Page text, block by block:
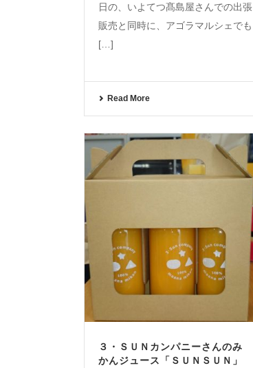
日の、いよてつ髙島屋さんでの出張
販売と同時に、アゴラマルシェでも
[…]
Read More
３・ＳＵＮカンパニーさんのみ
かんジュース「ＳＵＮＳＵＮ」